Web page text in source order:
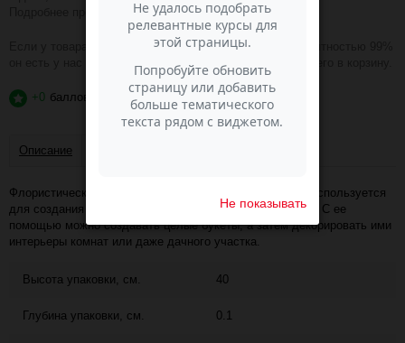
Подробнее про доставкуЗДЕСЬ.
Если у товара зелёная надпись В НАЛИЧИИ, то с вероятностью 99%
он есть у нас на складе и вы можете смело добавлять его в корзину.
+0 баллов
Описание
Флористическая проволока для изготовления цветов. Используется
для создания стеблей различных миленьких цветочков. С ее
помощью можно создавать целые букеты, а затем декорировать ими
интерьеры комнат или даже дачного участка.
Высота упаковки, см. 40
Глубина упаковки, см. 0.1
Не показывать